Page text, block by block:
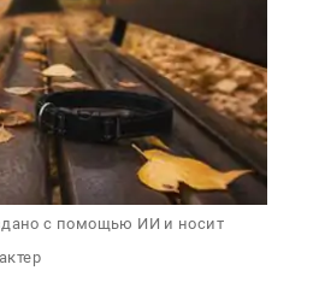
с помощью ИИ и носит